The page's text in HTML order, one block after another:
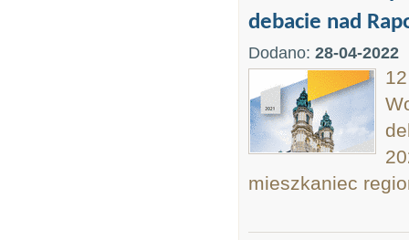
debacie nad
Dodano: 28-04-2022
mieszkaniec